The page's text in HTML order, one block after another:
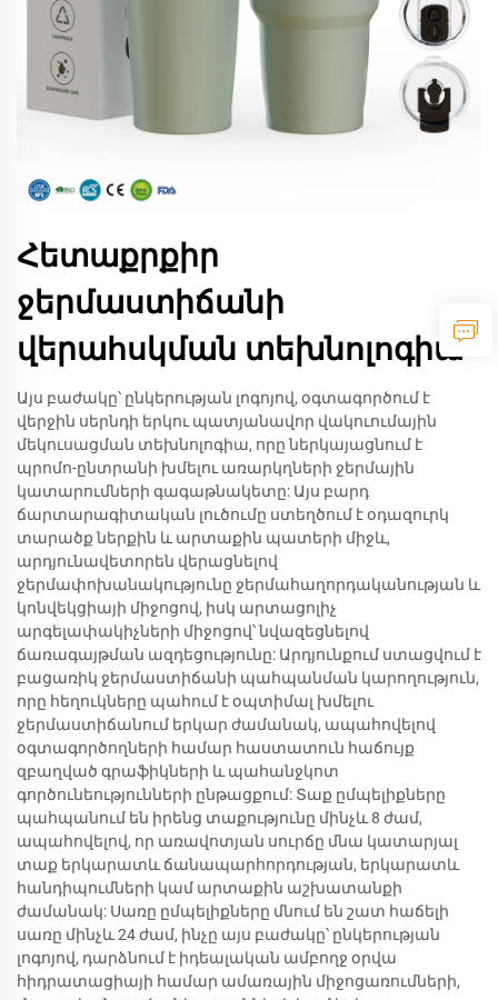
Հետաքրքիր
ջերմաստիճանի
վերահսկման տեխնոլոգիա
Այս բաժակը՝ ընկերության լոգոյով, օգտագործում է
վերջին սերնդի երկու պատյանավոր վակուումային
մեկուսացման տեխնոլոգիա, որը ներկայացնում է
պրոմո-ընտրանի խմելու առարկղների ջերմային
կատարումների գագաթնակետը: Այս բարդ
ճարտարագիտական լուծումը ստեղծում է օդազուրկ
տարածք ներքին և արտաքին պատերի միջև,
արդյունավետորեն վերացնելով
ջերմափոխանակությունը ջերմահաղորդականության և
կոնվեկցիայի միջոցով, իսկ արտացոլիչ
արգելափակիչների միջոցով՝ նվազեցնելով
ճառագայթման ազդեցությունը: Արդյունքում ստացվում է
բացառիկ ջերմաստիճանի պահպանման կարողություն,
որը հեղուկները պահում է օպտիմալ խմելու
ջերմաստիճանում երկար ժամանակ, ապահովելով
օգտագործողների համար հաստատուն հաճույք
զբաղված գրաֆիկների և պահանջկոտ
գործունեությունների ընթացքում: Տաք ըմպելիքները
պահպանում են իրենց տաքությունը մինչև 8 ժամ,
ապահովելով, որ առավոտյան սուրճը մնա կատարյալ
տաք երկարատև ճանապարհորդության, երկարատև
հանդիպումների կամ արտաքին աշխատանքի
ժամանակ: Սառը ըմպելիքները մնում են շատ հաճելի
սառը մինչև 24 ժամ, ինչը այս բաժակը՝ ընկերության
լոգոյով, դարձնում է իդեալական ամբողջ օրվա
հիդրատացիայի համար ամառային միջոցառումների,